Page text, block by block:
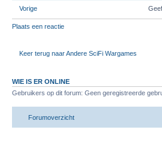
Vorige
Plaats een reactie
Keer terug naar Andere SciFi Wargames
WIE IS ER ONLINE
Gebruikers op dit forum: Geen geregistreerde
Forumoverzicht